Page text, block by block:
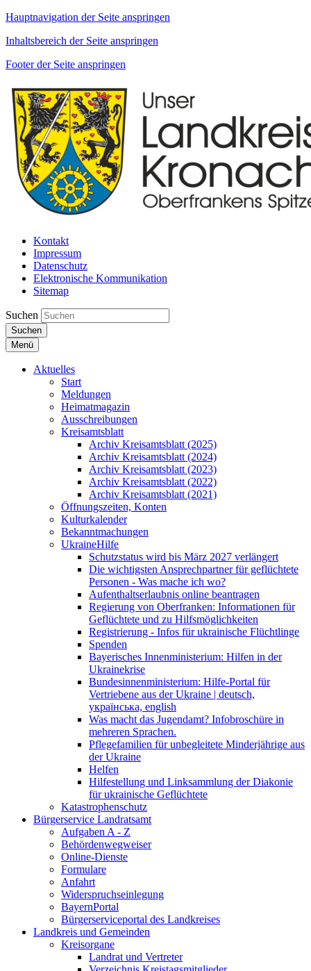
Hauptnavigation der Seite anspringen
Inhaltsbereich der Seite anspringen
Footer der Seite anspringen
Kontakt
Impressum
Datenschutz
Elektronische Kommunikation
Sitemap
Suchen
Suchen
Menü
Aktuelles
Start
Meldungen
Heimatmagazin
Ausschreibungen
Kreisamtsblatt
Archiv Kreisamtsblatt (2025)
Archiv Kreisamtsblatt (2024)
Archiv Kreisamtsblatt (2023)
Archiv Kreisamtsblatt (2022)
Archiv Kreisamtsblatt (2021)
Öffnungszeiten, Konten
Kulturkalender
Bekanntmachungen
UkraineHilfe
Schutzstatus wird bis März 2027 verlängert
Die wichtigsten Ansprechpartner für geflüchtete
Personen - Was mache ich wo?
Aufenthaltserlaubnis online beantragen
Regierung von Oberfranken: Informationen für
Geflüchtete und zu Hilfsmöglichkeiten
Registrierung - Infos für ukrainische Flüchtlinge
Spenden
Bayerisches Innenministerium: Hilfen in der
Ukrainekrise
Bundesinnenministerium: Hilfe-Portal für
Vertriebene aus der Ukraine | deutsch,
українська, english
Was macht das Jugendamt? Infobroschüre in
mehreren Sprachen.
Pflegefamilien für unbegleitete Minderjährige aus
der Ukraine
Helfen
Hilfestellung und Linksammlung der Diakonie
für ukrainische Geflüchtete
Katastrophenschutz
Bürgerservice Landratsamt
Aufgaben A - Z
Behördenwegweiser
Online-Dienste
Formulare
Anfahrt
Widerspruchseinlegung
BayernPortal
Bürgerserviceportal des Landkreises
Landkreis und Gemeinden
Kreisorgane
Landrat und Vertreter